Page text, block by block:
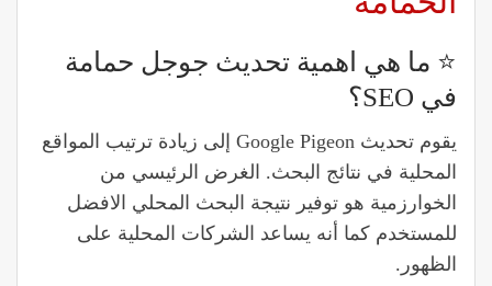
⭐️ ما هي اهمية تحديث جوجل حمامة
في SEO؟
يقوم تحديث Google Pigeon إلى زيادة ترتيب المواقع
المحلية في نتائج البحث. الغرض الرئيسي من
الخوارزمية هو توفير نتيجة البحث المحلي الافضل
للمستخدم كما أنه يساعد الشركات المحلية على
الظهور.